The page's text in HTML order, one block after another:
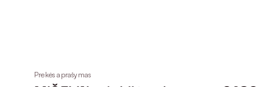
Prekės aprašymas